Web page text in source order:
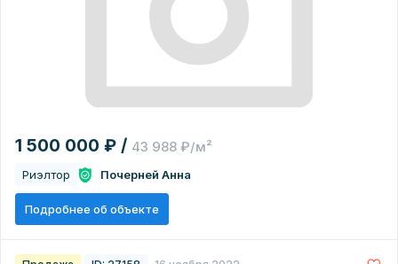
1 500 000 ₽ / 43 988 ₽/м²
Риэлтор Почерней Анна
Подробнее об объекте